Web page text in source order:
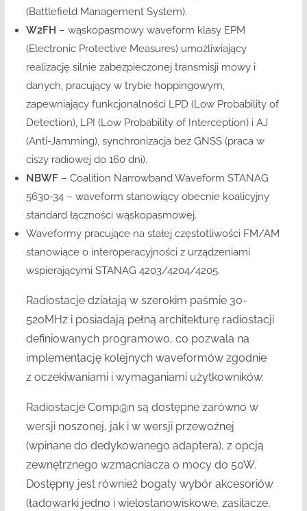
(Battlefield Management System).
W2FH – wąskopasmowy waveform klasy EPM
(Electronic Protective Measures) umożliwiający
realizację silnie zabezpieczonej transmisji mowy i
danych, pracujący w trybie hoppingowym,
zapewniający funkcjonalności LPD (Low Probability of
Detection), LPI (Low Probability of Interception) i AJ
(Anti-Jamming), synchronizacja bez GNSS (praca w
ciszy radiowej do 160 dni).
NBWF– Coalition Narrowband Waveform STANAG
5630-34 – waveform stanowiący obecnie koalicyjny
standard łączności wąskopasmowej.
Waveformy pracujące na stałej częstotliwości FM/AM
stanowiące o interoperacyjności z urządzeniami
wspierającymi STANAG 4203/4204/4205.
Radiostacje działają w szerokim paśmie 30-
520MHz i posiadają pełną architekturę radiostacji
definiowanych programowo, co pozwala na
implementację kolejnych waveformów zgodnie
z oczekiwaniami i wymaganiami użytkowników.
Radiostacje Comp@n są dostępne zarówno w
wersji noszonej, jak i w wersji przewoźnej
(wpinane do dedykowanego adaptera), z opcją
zewnętrznego wzmacniacza o mocy do 50W.
Dostępny jest również bogaty wybór akcesoriów
(ładowarki jedno i wielostanowiskowe, zasilacze,